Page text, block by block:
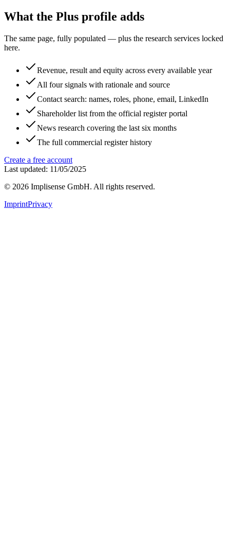
What the Plus profile adds
The same page, fully populated — plus the research services locked
here.
Revenue, result and equity across every available year
All four signals with rationale and source
Contact search: names, roles, phone, email, LinkedIn
Shareholder list from the official register portal
News research covering the last six months
The full commercial register history
Create a free account
Last updated: 11/05/2025
© 2026 Implisense GmbH. All rights reserved.
ImprintPrivacy